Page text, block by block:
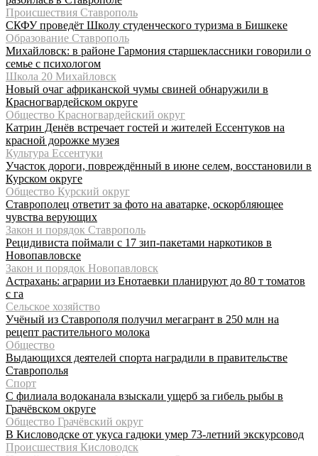
Происшествия Ставрополь
СКФУ проведёт Школу студенческого туризма в Бишкеке
Образование Ставрополь
Михайловск: в районе Гармония старшеклассники говорили о
семье с психологом
Школа 20 Михайловск
Новый очаг африканской чумы свиней обнаружили в
Красногвардейском округе
Общество Красногвардейский округ
Катрин Денёв встречает гостей и жителей Ессентуков на
красной дорожке музея
Культура Ессентуки
Участок дороги, повреждённый в июне селем, восстановили в
Курском округе
Общество Курский округ
Ставрополец ответит за фото на аватарке, оскорбляющее
чувства верующих
Закон и порядок Ставрополь
Рецидивиста поймали с 17 зип-пакетами наркотиков в
Новопавловске
Закон и порядок Новопавловск
Астрахань: аграрии из Енотаевки планируют до 80 т томатов
с га
Сельское хозяйство
Учёный из Ставрополя получил мегагрант в 250 млн на
рецепт растительного молока
Общество
Выдающихся деятелей спорта наградили в правительстве
Ставрополья
Спорт
С филиала водоканала взыскали ущерб за гибель рыбы в
Грачёвском округе
Общество Грачёвский округ
В Кисловодске от укуса гадюки умер 73-летний экскурсовод
Происшествия Кисловодск